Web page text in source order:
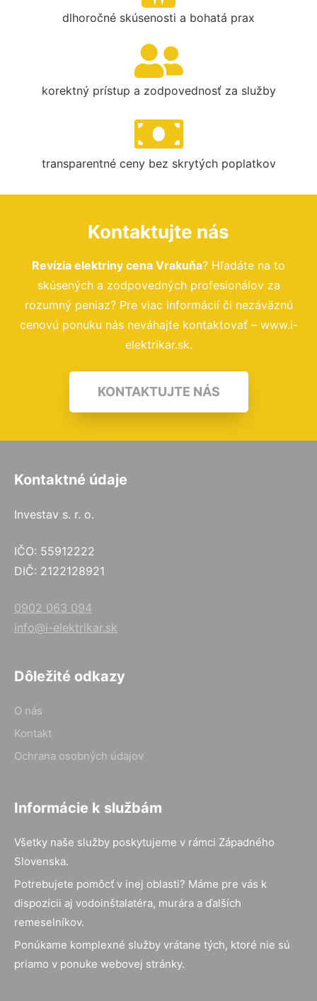
dlhoročné skúsenosti a bohatá prax
korektný prístup a zodpovednosť za služby
transparentné ceny bez skrytých poplatkov
Kontaktujte nás
Revízia elektriny cena Vrakuňa? Hľadáte na to
skúsených a zodpovedných profesionálov za
rozumný peniaz? Pre viac informácií či nezáväznú
cenovú ponuku nás neváhajte kontaktovať – www.i-
elektrikar.sk.
KONTAKTUJTE NÁS
Kontaktné údaje
Investav s. r. o.
IČO: 55912222
DIČ: 2122128921
0902 063 094
info@i-elektrikar.sk
Dôležité odkazy
O nás
Kontakt
Ochrana osobných údajov
Informácie k službám
Všetky naše služby poskytujeme v rámci Západného
Slovenska.
Potrebujete pomôcť v inej oblasti? Máme pre vás k
dispozícii aj vodoinštalatéra, murára a ďalších
remeselníkov.
Ponúkame komplexné služby vrátane tých, ktoré nie sú
priamo v ponuke webovej stránky.